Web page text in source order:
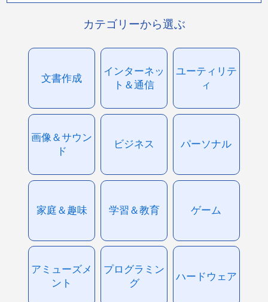
カテゴリーから選ぶ
文書作成
インターネッ
ト＆通信
ユーティリテ
ィ
画像＆サウン
ド
ビジネス パーソナル
家庭＆趣味 学習＆教育 ゲーム
アミューズメ
ント
プログラミン
グ
ハードウェア